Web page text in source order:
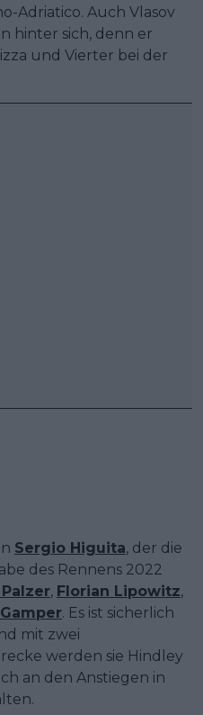
Adriatico. Auch Vlasov
hinter sich, denn er
und Vierter bei der
Sergio Higuita, der die
des Rennens 2022
, Florian Lipowitz,
. Es ist sicherlich
mit zwei
werden sie Hindley
an den Anstiegen in